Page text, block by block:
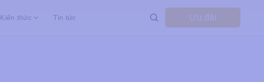
Kiến thức Tin tức Ưu đãi